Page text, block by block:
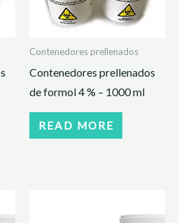
Contenedores prellenados
Contenedores prellenados
de formol 4 % – 1000 ml
READ MORE